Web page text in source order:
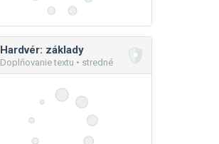
Hardvér: základy
Doplňovanie textu • stredné